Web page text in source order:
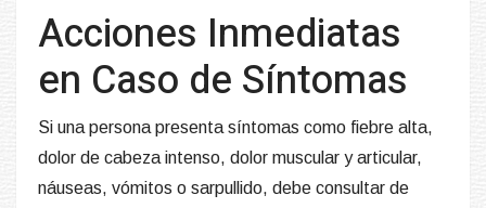
Acciones Inmediatas
en Caso de Síntomas
Si una persona presenta síntomas como fiebre alta,
dolor de cabeza intenso, dolor muscular y articular,
náuseas, vómitos o sarpullido, debe consultar de